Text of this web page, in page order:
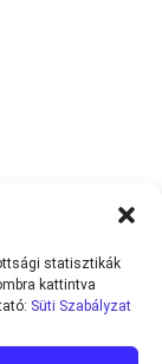
statisztikák
kattintva
Süti Szabályzat